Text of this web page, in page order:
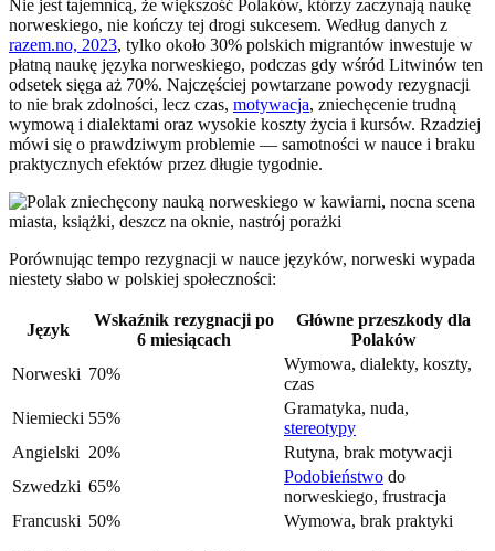
Nie jest tajemnicą, że większość Polaków, którzy zaczynają naukę
norweskiego, nie kończy tej drogi sukcesem. Według danych z
razem.no, 2023, tylko około 30% polskich migrantów inwestuje w
płatną naukę języka norweskiego, podczas gdy wśród Litwinów ten
odsetek sięga aż 70%. Najczęściej powtarzane powody rezygnacji
to nie brak zdolności, lecz czas, motywacja, zniechęcenie trudną
wymową i dialektami oraz wysokie koszty życia i kursów. Rzadziej
mówi się o prawdziwym problemie — samotności w nauce i braku
praktycznych efektów przez długie tygodnie.
Porównując tempo rezygnacji w nauce języków, norweski wypada
niestety słabo w polskiej społeczności:
Język
Wskaźnik rezygnacji po
6 miesiącach
Główne przeszkody dla
Polaków
Norweski 70%
Wymowa, dialekty, koszty,
czas
Niemiecki 55%
Gramatyka, nuda,
stereotypy
Angielski 20%
Rutyna, brak motywacji
Szwedzki 65%
Podobieństwo do
norweskiego, frustracja
Francuski 50% Wymowa, brak praktyki